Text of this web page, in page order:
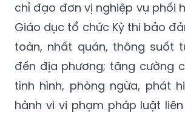
trong tổ chức Kỳ thi.
Giao Bộ Công an xây dựng kế
chỉ đạo đơn vị nghiệp vụ phối
Giáo dục tổ chức Kỳ thi bảo
toàn, nhất quán, thông suốt
đến địa phương; tăng cường